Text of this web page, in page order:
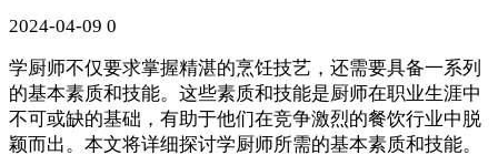
2024-04-09 0
学厨师不仅要求掌握精湛的烹饪技艺，还需要具备一系列
的基本素质和技能。这些素质和技能是厨师在职业生涯中
不可或缺的基础，有助于他们在竞争激烈的餐饮行业中脱
颖而出。本文将详细探讨学厨师所需的基本素质和技能。